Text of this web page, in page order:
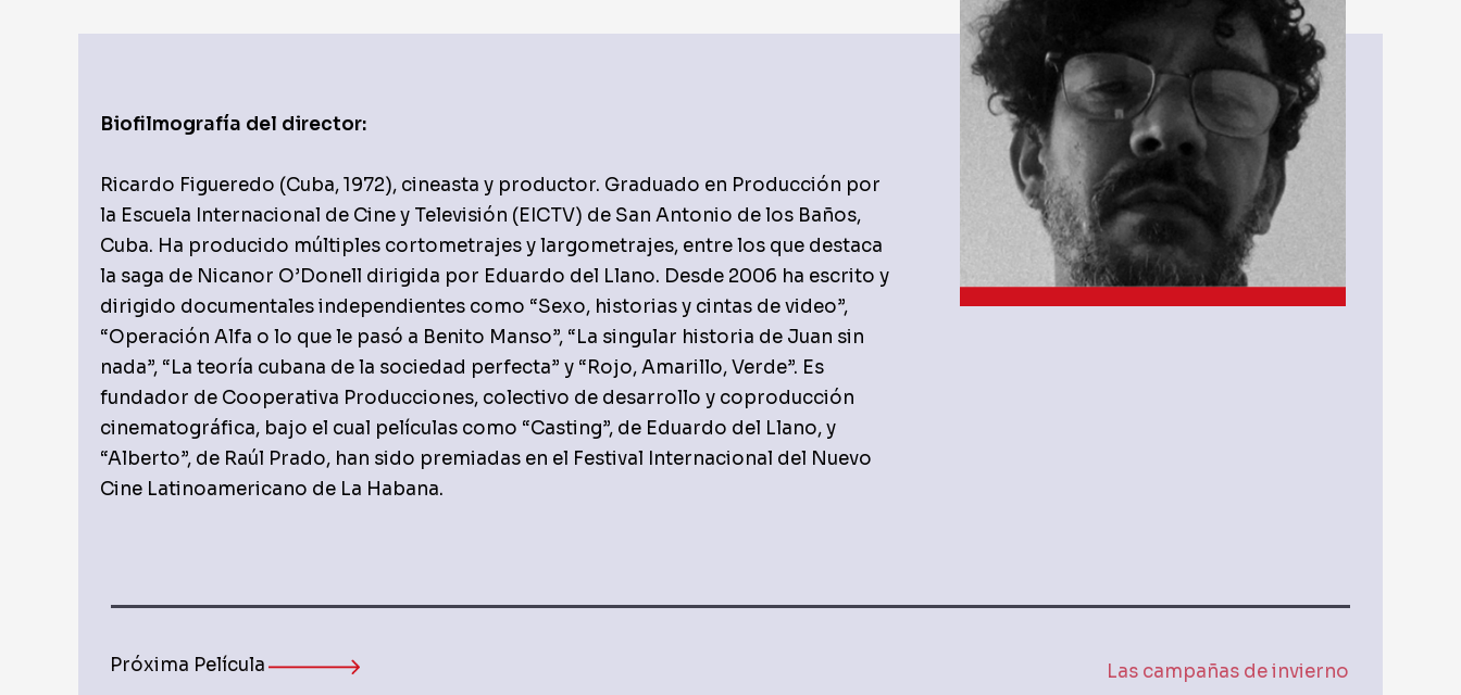
Biofilmografía del director:
Ricardo Figueredo (Cuba, 1972), cineasta y productor. Graduado en Producción por
la Escuela Internacional de Cine y Televisión (EICTV) de San Antonio de los Baños,
Cuba. Ha producido múltiples cortometrajes y largometrajes, entre los que destaca
la saga de Nicanor O’Donell dirigida por Eduardo del Llano. Desde 2006 ha escrito y
dirigido documentales independientes como “Sexo, historias y cintas de video”,
“Operación Alfa o lo que le pasó a Benito Manso”, “La singular historia de Juan sin
nada”, “La teoría cubana de la sociedad perfecta” y “Rojo, Amarillo, Verde”. Es
fundador de Cooperativa Producciones, colectivo de desarrollo y coproducción
cinematográfica, bajo el cual películas como “Casting”, de Eduardo del Llano, y
“Alberto”, de Raúl Prado, han sido premiadas en el Festival Internacional del Nuevo
Cine Latinoamericano de La Habana.
Próxima Película Las campañas de invierno